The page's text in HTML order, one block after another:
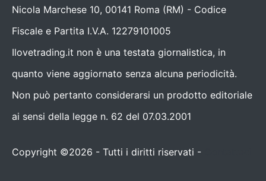
Nicola Marchese 10, 00141 Roma (RM) - Codice
Fiscale e Partita I.V.A. 12279101005
Ilovetrading.it non è una testata giornalistica, in
quanto viene aggiornato senza alcuna periodicità.
Non può pertanto considerarsi un prodotto editoriale
ai sensi della legge n. 62 del 07.03.2001
Copyright ©2026 - Tutti i diritti riservati -